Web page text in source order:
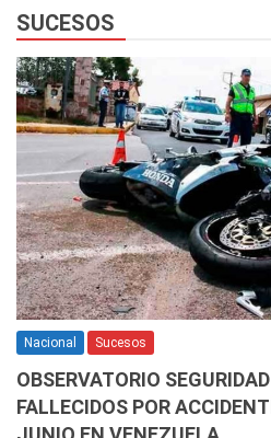
SUCESOS
Nacional Sucesos
OBSERVATORIO
FALLECIDOS POR